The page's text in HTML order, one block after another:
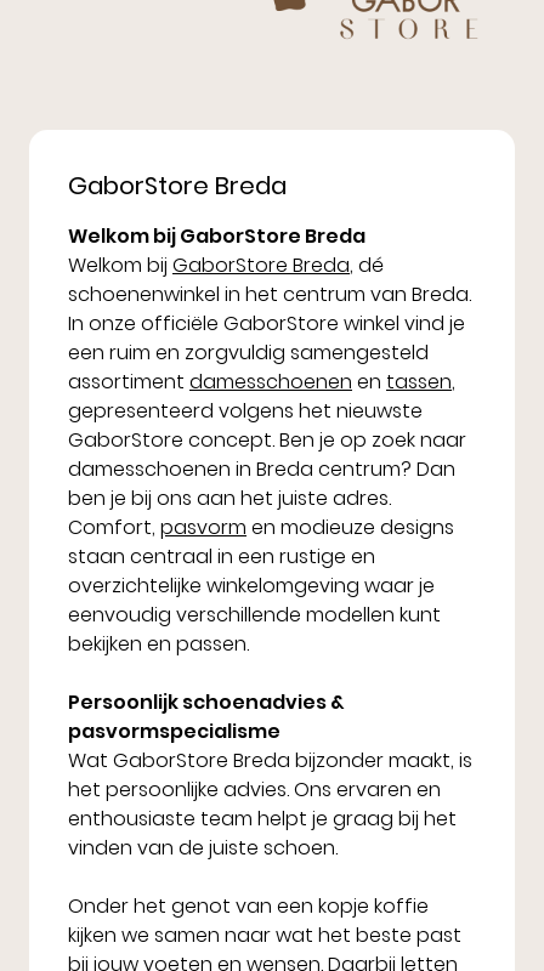
GaborStore Breda
Welkom bij GaborStore Breda
Welkom bij GaborStore Breda, dé
schoenenwinkel in het centrum van Breda.
In onze officiële GaborStore winkel vind je
een ruim en zorgvuldig samengesteld
assortiment damesschoenen en tassen,
gepresenteerd volgens het nieuwste
GaborStore concept. Ben je op zoek naar
damesschoenen in Breda centrum? Dan
ben je bij ons aan het juiste adres.
Comfort, pasvorm en modieuze designs
staan centraal in een rustige en
overzichtelijke winkelomgeving waar je
eenvoudig verschillende modellen kunt
bekijken en passen.
Persoonlijk schoenadvies &
pasvormspecialisme
Wat GaborStore Breda bijzonder maakt, is
het persoonlijke advies. Ons ervaren en
enthousiaste team helpt je graag bij het
vinden van de juiste schoen.
Onder het genot van een kopje koffie
kijken we samen naar wat het beste past
bij jouw voeten en wensen. Daarbij letten